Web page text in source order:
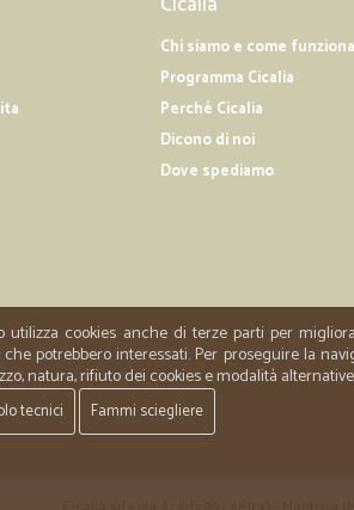
Chi siamo e come funziona
Programma Cicalia
Perché Cicalia
Dicono di noi
Dove spediamo
utilizza cookies anche di terze parti per
potrebbero interessati. Per proseguire la
natura, rifiuto dei cookies e modalità
tecnici Fammi sciegliere